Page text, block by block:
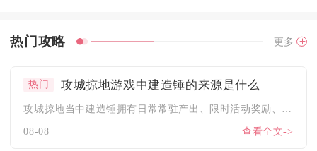
热门攻略 更多
热门 攻城掠地游戏中建造锤的来源是什么
08-08 查看全文->